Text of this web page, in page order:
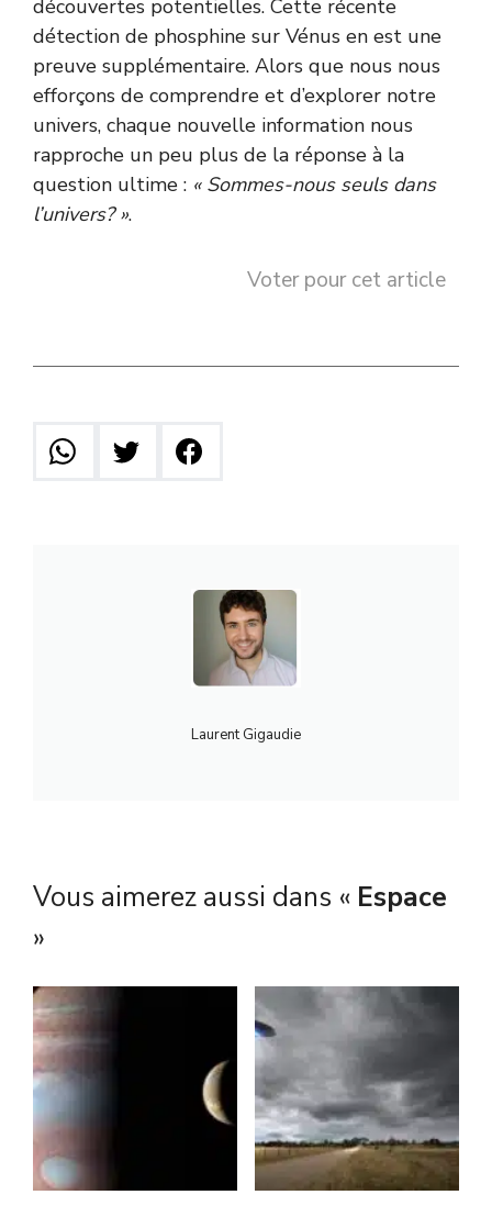
découvertes potentielles. Cette récente
détection de phosphine sur Vénus en est une
preuve supplémentaire. Alors que nous nous
efforçons de comprendre et d’explorer notre
univers, chaque nouvelle information nous
rapproche un peu plus de la réponse à la
question ultime : « Sommes-nous seuls dans
l’univers? ».
Voter pour cet article
Laurent Gigaudie
Vous aimerez aussi dans « Espace
»